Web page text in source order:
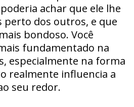
achar que ele lhe
perto dos outros, e que
bondoso. Você
fundamentado na
especialmente na forma
realmente influencia a
seu redor.